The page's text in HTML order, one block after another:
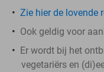
Zie hier de lovende
Ook geldig voor
Er wordt bij het
vegetariërs en